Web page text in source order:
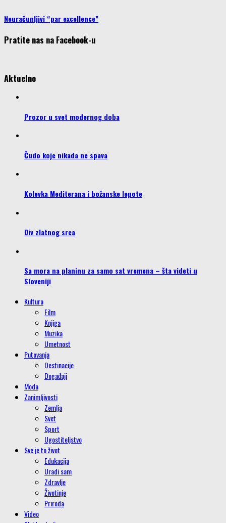
Neuračunljivi “par excellence”
Pratite nas na Facebook-u
Aktuelno
Prozor u svet modernog doba
Čudo koje nikada ne spava
Kolevka Mediterana i božanske lepote
Div zlatnog srca
Sa mora na planinu za samo sat vremena – šta videti u
Sloveniji
Kultura
Film
Knjiga
Muzika
Umetnost
Putovanja
Destinacije
Događaji
Moda
Zanimljivosti
Zemlja
Svet
Sport
Ugostiteljstvo
Sve je to život
Edukacija
Uradi sam
Zdravlje
Životinje
Priroda
Video